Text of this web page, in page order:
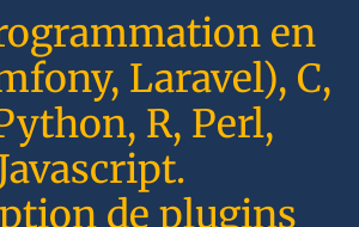
en
Laravel), C,
R, Perl,
de plugins